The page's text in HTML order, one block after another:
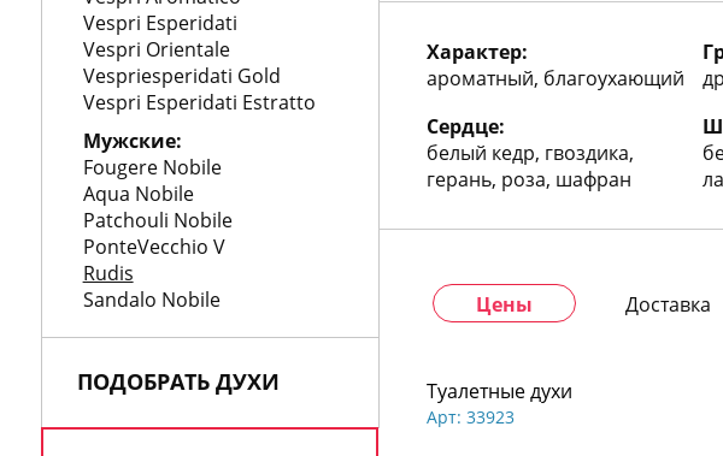
Vespri Esperidati
Vespri Orientale
Vespriesperidati Gold
Vespri Esperidati Estratto
Мужские:
Fougere Nobile
Aqua Nobile
Patchouli Nobile
PonteVecchio V
Rudis
Sandalo Nobile
ПОДОБРАТЬ ДУХИ
Характер:
ароматный, благоухающий
Сердце:
белый кедр, гвоздика,
герань, роза, шафран
Цены Доставка
Туалетные духи
Арт: 33923
06
81